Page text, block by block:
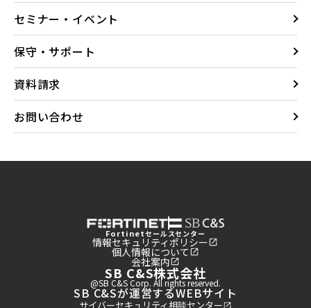
セミナー・イベント
保守・サポート
資料請求
お問い合わせ
Fortinetセールスセンター
情報セキュリティポリシー
個人情報について
会社案内
SB C&S株式会社
@SB C&S Corp. All rights reserved.
SB C&Sが運営するWEBサイト
サイバーセキュリティ相談センター